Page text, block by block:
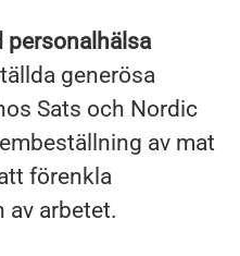
personalhälsa
generösa
Sats och Nordic
av mat
förenkla
av arbetet.